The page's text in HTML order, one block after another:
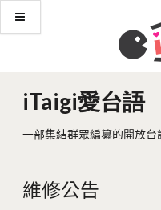
iTaigi愛台語
一部集結群眾編纂的開放台
維修公告